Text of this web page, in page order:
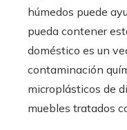
húmedos puede
pueda contener
doméstico es un
contaminación
microplásticos de
muebles tratados